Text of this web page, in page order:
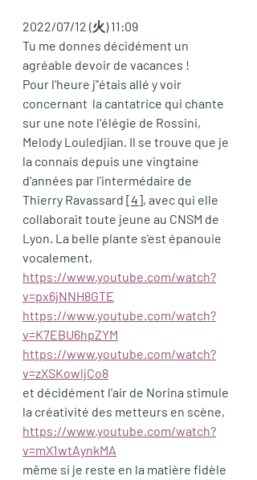
2022/07/12 (火) 11:09
Tu me donnes décidément un
agréable devoir de vacances !
Pour l'heure j''étais allé y voir
concernant  la cantatrice qui chante
sur une note l'élégie de Rossini,
Melody Louledjian. Il se trouve que je
la connais depuis une vingtaine
d'années par l'intermédaire de
Thierry Ravassard [4], avec qui elle
collaborait toute jeune au CNSM de
Lyon. La belle plante s'est épanouie
vocalement,
https://www.youtube.com/watch?
v=px6jNNH8GTE
https://www.youtube.com/watch?
v=K7EBU6hpZYM
https://www.youtube.com/watch?
v=zXSKowljCo8
et décidément l'air de Norina stimule
la créativité des metteurs en scène,
https://www.youtube.com/watch?
v=mX1wtAynkMA
même si je reste en la matière fidèle